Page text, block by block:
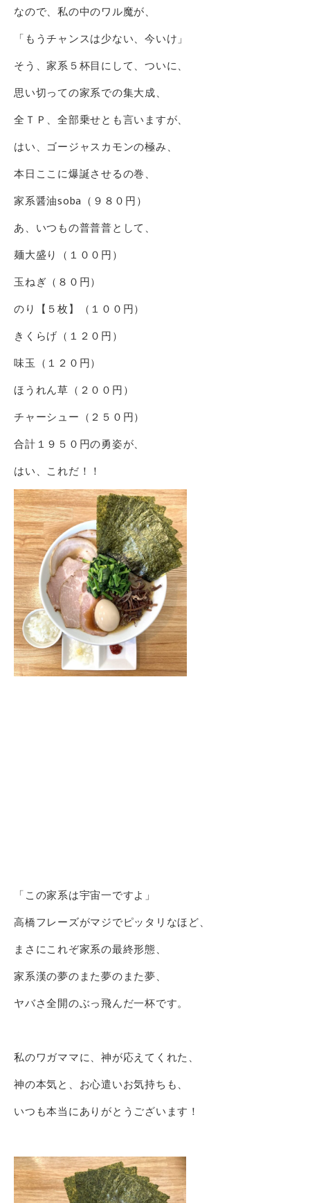
なので、私の中のワル魔が、
「もうチャンスは少ない、今いけ」
そう、家系５杯目にして、ついに、
思い切っての家系での集大成、
全ＴＰ、全部乗せとも言いますが、
はい、ゴージャスカモンの極み、
本日ここに爆誕させるの巻、
家系醤油soba（９８０円）
あ、いつもの普普普として、
麺大盛り（１００円）
玉ねぎ（８０円）
のり【５枚】（１００円）
きくらげ（１２０円）
味玉（１２０円）
ほうれん草（２００円）
チャーシュー（２５０円）
合計１９５０円の勇姿が、
はい、これだ！！
「この家系は宇宙一ですよ」
高橋フレーズがマジでピッタリなほど、
まさにこれぞ家系の最終形態、
家系漢の夢のまた夢のまた夢、
ヤバさ全開のぶっ飛んだ一杯です。
私のワガママに、神が応えてくれた、
神の本気と、お心遣いお気持ちも、
いつも本当にありがとうございます！